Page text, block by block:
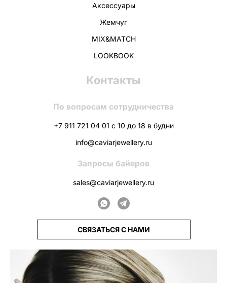
Аксессуары
Жемчуг
MIX&MATCH
LOOKBOOK
Контакты
По вопросам сотрудничества
+7 911 721 04 01 с 10 до 18 в будни
info@caviarjewellery.ru
Запросы байеров
sales@caviarjewellery.ru
СВЯЗАТЬСЯ С НАМИ